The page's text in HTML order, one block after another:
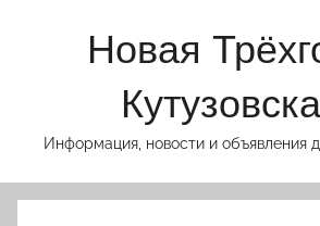
Новая
Информация, новости и объявления